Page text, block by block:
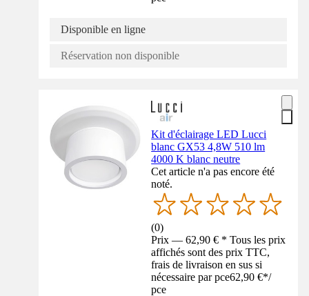
Disponible en ligne
Réservation non disponible
Kit d'éclairage LED Lucci
blanc GX53 4,8W 510 lm
4000 K blanc neutre
Cet article n'a pas encore été
noté.
(0)
Prix — 62,90 € * Tous les prix
affichés sont des prix TTC,
frais de livraison en sus si
nécessaire par pce62,90 €*/
pce